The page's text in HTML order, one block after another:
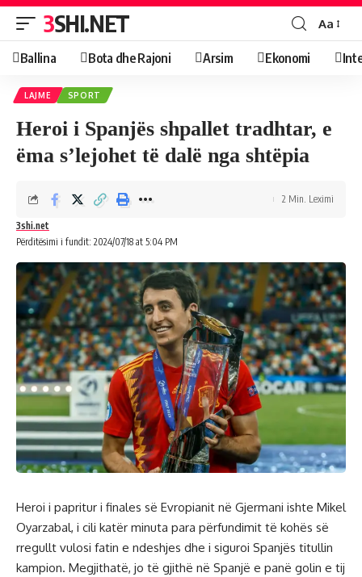
3SHI.NET Aa
Ballina Bota dhe Rajoni Arsim Ekonomi
LAJME SPORT
Heroi i Spanjës shpallet tradhtar, e
ëma s’lejohet të dalë nga shtëpia
Përditësimi i fundit: 2024/07/18 at 5:04 PM
3shi.net
2 Min. Leximi
Heroi i papritur i finales së Evropianit në Gjermani ishte Mikel
Oyarzabal, i cili katër minuta para përfundimit të kohës së
rregullt vulosi fatin e ndeshjes dhe i siguroi Spanjës titullin
kampion. Megjithatë, jo të gjithë në Spanjë e panë golin e tij